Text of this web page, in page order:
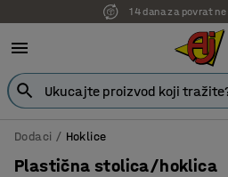
14 dana za povrat
Dodaci Hoklice
Plastična stolica/hoklica